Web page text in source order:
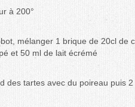
à 200°
mélanger 1 brique de 20cl de
et 50 ml de lait écrémé
des tartes avec du poireau puis